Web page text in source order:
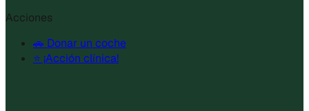
Acciones
🚗 Donar un coche
⭐ ¡Acción clínica!